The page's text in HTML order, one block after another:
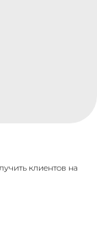
кли­ен­тов на